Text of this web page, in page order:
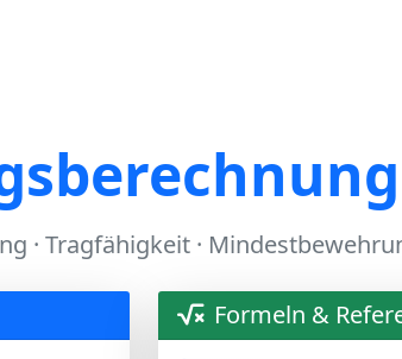
· Tragfähigkeit ·
Formeln &